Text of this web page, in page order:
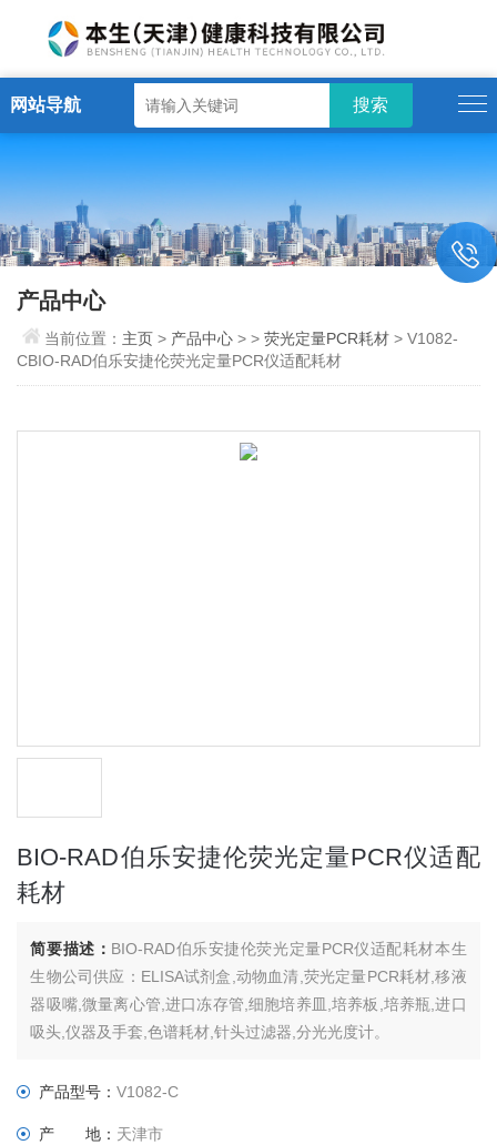
网站导航
产品中心
当前位置： 主页> 产品中心 > >荧光定量PCR耗材 > V1082-
CBIO-RAD伯乐安捷伦荧光定量PCR仪适配耗材
BIO-RAD伯乐安捷伦荧光定量PCR仪适配
耗材
简要描述： BIO-RAD伯乐安捷伦荧光定量PCR仪适配耗材本生
生物公司供应：ELISA试剂盒,动物血清,荧光定量PCR耗材,移液
器吸嘴,微量离心管,进口冻存管,细胞培养皿,培养板,培养瓶,进口
吸头,仪器及手套,色谱耗材,针头过滤器,分光光度计。
产品型号：V1082-C
产 地： 天津市